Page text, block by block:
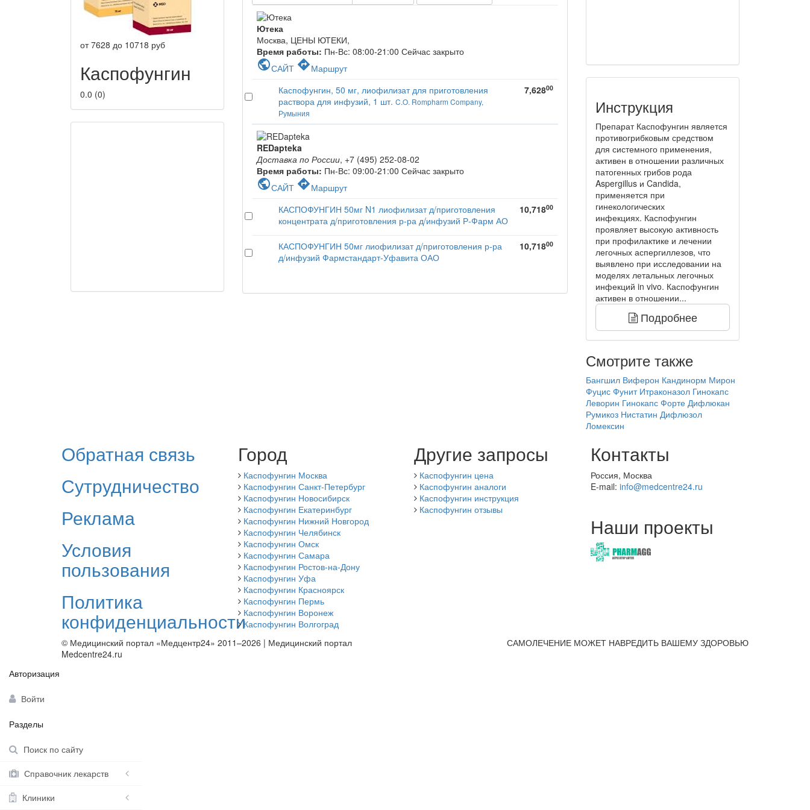
от7628 до 10718 руб
Каспофунгин
0.0 (0)
Ютека
Москва, ЦЕНЫ ЮТЕКИ,
Время работы: Пн-Вс: 08:00-21:00 Сейчас закрыто
publicСАЙТ directionsМаршрут
Каспофунгин, 50 мг, лиофилизат для приготовления
раствора для инфузий, 1 шт. C.O. Rompharm Company,
Румыния
7,62800
REDapteka
Доставка по России, +7 (495) 252-08-02
Время работы: Пн-Вс: 09:00-21:00 Сейчас закрыто
publicСАЙТ directionsМаршрут
КАСПОФУНГИН 50мг N1 лиофилизат д/приготовления
концентрата д/приготовления р-ра д/инфузий Р-Фарм АО
10,71800
КАСПОФУНГИН 50мг лиофилизат д/приготовления р-ра
д/инфузий Фармстандарт-Уфавита ОАО
10,71800
Инструкция
Препарат Каспофунгин является
противогрибковым средством
для системного применения,
активен в отношении различных
патогенных грибов рода
Aspergillus и Candida,
применяется при
гинекологических
инфекциях. Каспофунгин
проявляет высокую активность
при профилактике и лечении
легочных аспергиллезов, что
выявлено при исследовании на
моделях летальных легочных
инфекций in vivo. Каспофунгин
активен в отношении...
Подробнее
Смотрите также
Бангшил Виферон Кандинорм Мирон
Фуцис Фунит Итраконазол Гинокапс
Леворин Гинокапс Форте Дифлюкан
Румикоз Нистатин Дифлюзол
Ломексин
Обратная связь
Сутрудничество
Реклама
Условия
пользования
Политика
конфиденциальности
Город
Каспофунгин Москва
Каспофунгин Санкт-Петербург
Каспофунгин Новосибирск
Каспофунгин Екатеринбург
Каспофунгин Нижний Новгород
Каспофунгин Челябинск
Каспофунгин Омск
Каспофунгин Самара
Каспофунгин Ростов-на-Дону
Каспофунгин Уфа
Каспофунгин Красноярск
Каспофунгин Пермь
Каспофунгин Воронеж
Каспофунгин Волгоград
Другие запросы
Каспофунгин цена
Каспофунгин аналоги
Каспофунгин инструкция
Каспофунгин отзывы
Контакты
Россия, Москва
E-mail: info@medcentre24.ru
Наши проекты
© Медицинский портал «Медцентр24» 2011–2026 | Медицинский портал
Medcentre24.ru
САМОЛЕЧЕНИЕ МОЖЕТ НАВРЕДИТЬ ВАШЕМУ ЗДОРОВЬЮ
Авторизация
Войти
Разделы
Поиск по сайту
Справочник лекарств
Клиники